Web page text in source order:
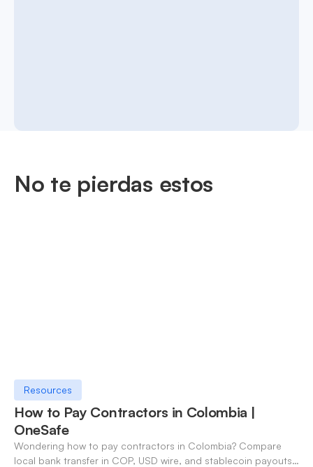
No te pierdas estos
Resources
How to Pay Contractors in Colombia |
OneSafe
Wondering how to pay contractors in Colombia? Compare
local bank transfer in COP, USD wire, and stablecoin payouts.